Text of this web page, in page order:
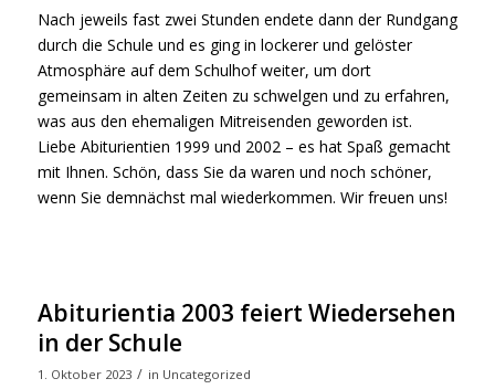
Nach jeweils fast zwei Stunden endete dann der Rundgang
durch die Schule und es ging in lockerer und gelöster
Atmosphäre auf dem Schulhof weiter, um dort
gemeinsam in alten Zeiten zu schwelgen und zu erfahren,
was aus den ehemaligen Mitreisenden geworden ist.
Liebe Abiturientien 1999 und 2002 – es hat Spaß gemacht
mit Ihnen. Schön, dass Sie da waren und noch schöner,
wenn Sie demnächst mal wiederkommen. Wir freuen uns!
Abiturientia 2003 feiert Wiedersehen
in der Schule
1. Oktober 2023 / in Uncategorized